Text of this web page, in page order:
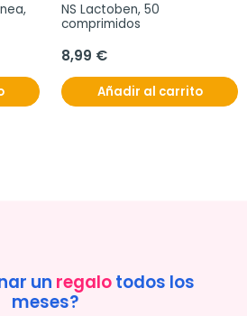
NS Lactoben, 50
comprimidos
8,99 €
Añadir al carrito
un regalotodos los
meses?